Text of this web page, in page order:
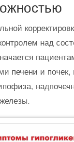
над
печени и